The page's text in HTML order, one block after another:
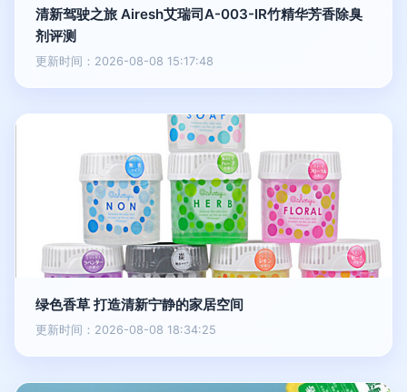
清新驾驶之旅 Airesh艾瑞司A-003-IR竹精华芳香除臭
剂评测
更新时间：2026-08-08 15:17:48
绿色香草 打造清新宁静的家居空间
更新时间：2026-08-08 18:34:25